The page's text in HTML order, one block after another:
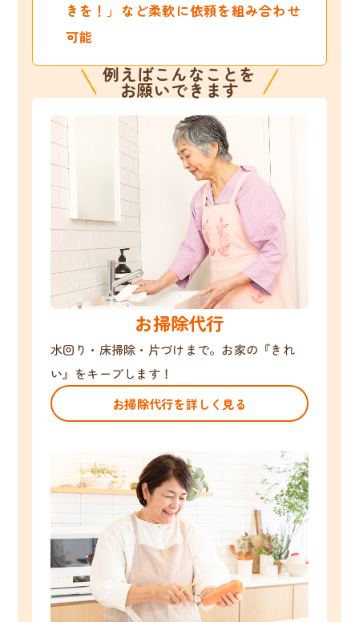
きを！」など柔軟に依頼を組み合わせ
可能
例えばこんなことを
お願いできます
お掃除代行
水回り・床掃除・片づけまで。お家の『きれ
い』をキープします！
お掃除代行を詳しく見る